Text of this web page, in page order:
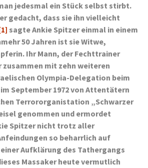
jedesmal ein Stück selbst stirbt.
gedacht, dass sie ihn vielleicht
sagte Ankie Spitzer einmal in einem
50 Jahren ist sieWitwe,
Ihr Mann, der Fechttrainer
zusammen mit zehn weiteren
Olympia-Delegation beim
September 1972 von Attentätern
Terrororganistation „Schwarzer
genommen und ermordet
Spitzer nicht trotz aller
so beharrlich auf
Aufklärung des Tathergangs
Massaker heute vermutlich